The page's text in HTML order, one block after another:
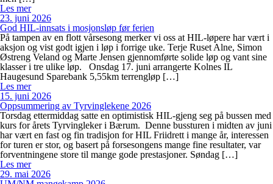
Les mer
23. juni 2026
God HIL-innsats i mosjonsløp før ferien
På tampen av en flott vårsesong merker vi oss at HIL-løpere har vært i
aksjon og vist godt igjen i løp i forrige uke. Terje Ruset Alne, Simon
Østreng Veland og Marte Jensen gjennomførte solide løp og vant sine
klasser i tre ulike løp. Onsdag 17. juni arrangerte Kolnes IL
Haugesund Sparebank 5,55km terrengløp […]
Les mer
15. juni 2026
Oppsummering av Tyrvinglekene 2026
Torsdag ettermiddag satte en optimistisk HIL-gjeng seg på bussen med
kurs for årets Tyrvingleker i Bærum. Denne bussturen i midten av juni
har vært en fast og fin tradisjon for HIL Friidrett i mange år, interessen
for turen er stor, og basert på forsesongens mange fine resultater, var
forventningene store til mange gode prestasjoner. Søndag […]
Les mer
29. mai 2026